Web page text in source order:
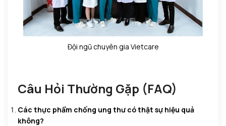
Đội ngũ chuyên gia Vietcare
Câu Hỏi Thường Gặp (FAQ)
Các thực phẩm chống ung thư có thật sự hiệu quả
không?